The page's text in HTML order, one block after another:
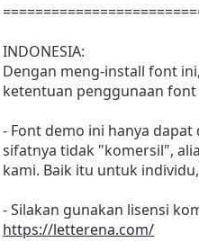
INDONESIA:
Dengan meng-install font
ketentuan penggunaan
- Font demo ini hanya
sifatnya tidak "komersil",
kami. Baik itu untuk
- Silakan gunakan lisensi
https://letterena.com/